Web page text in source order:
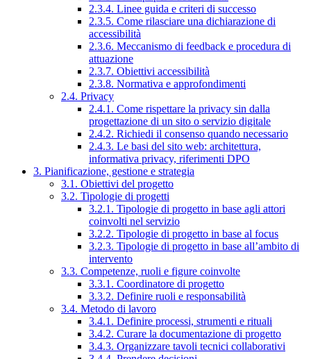
2.3.4. Linee guida e criteri di successo
2.3.5. Come rilasciare una dichiarazione di
accessibilità
2.3.6. Meccanismo di feedback e procedura di
attuazione
2.3.7. Obiettivi accessibilità
2.3.8. Normativa e approfondimenti
2.4. Privacy
2.4.1. Come rispettare la privacy sin dalla
progettazione di un sito o servizio digitale
2.4.2. Richiedi il consenso quando necessario
2.4.3. Le basi del sito web: architettura,
informativa privacy, riferimenti DPO
3. Pianificazione, gestione e strategia
3.1. Obiettivi del progetto
3.2. Tipologie di progetti
3.2.1. Tipologie di progetto in base agli attori
coinvolti nel servizio
3.2.2. Tipologie di progetto in base al focus
3.2.3. Tipologie di progetto in base all’ambito di
intervento
3.3. Competenze, ruoli e figure coinvolte
3.3.1. Coordinatore di progetto
3.3.2. Definire ruoli e responsabilità
3.4. Metodo di lavoro
3.4.1. Definire processi, strumenti e rituali
3.4.2. Curare la documentazione di progetto
3.4.3. Organizzare tavoli tecnici collaborativi